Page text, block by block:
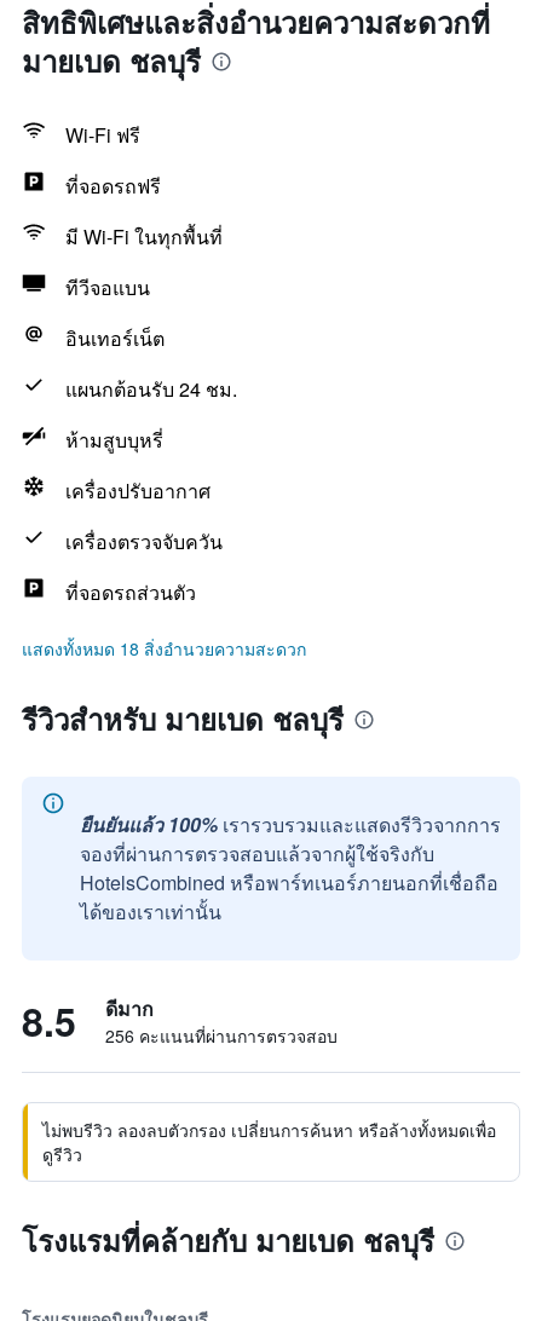
สิทธิพิเศษและสิ่งอำนวยความสะดวกที่
มายเบด ชลบุรี
Wi-Fi ฟรี
ที่จอดรถฟรี
มี Wi-Fi ในทุกพื้นที่
ทีวีจอแบน
อินเทอร์เน็ต
แผนกต้อนรับ 24 ชม.
ห้ามสูบบุหรี่
เครื่องปรับอากาศ
เครื่องตรวจจับควัน
ที่จอดรถส่วนตัว
แสดงทั้งหมด 18 สิ่งอำนวยความสะดวก
รีวิวสำหรับ มายเบด ชลบุรี
ยืนยันแล้ว 100% เรารวบรวมและแสดงรีวิวจากการ
จองที่ผ่านการตรวจสอบแล้วจากผู้ใช้จริงกับ
HotelsCombined หรือพาร์ทเนอร์ภายนอกที่เชื่อถือ
ได้ของเราเท่านั้น
8.5 ดีมาก
256 คะแนนที่ผ่านการตรวจสอบ
ไม่พบรีวิว ลองลบตัวกรอง เปลี่ยนการค้นหา หรือล้างทั้งหมดเพื่อ
ดูรีวิว
โรงแรมที่คล้ายกับ มายเบด ชลบุรี